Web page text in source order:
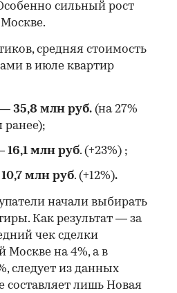
сильный рост
средняя стоимость
в июле квартир
35,8 млн руб. (на 27%
ранее);
16,1 млн руб. (+23%) ;
10,7 млн руб. (+12%).
начали выбирать
Как результат — за
чек сделки
Москве на 4%, а в
следует из данных
составляет лишь Новая